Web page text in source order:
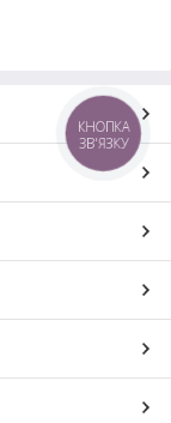
КНОПКА
ЗВ'ЯЗКУ